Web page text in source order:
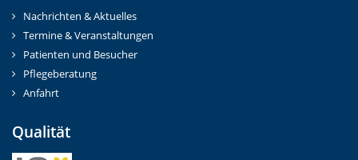
Nachrichten & Aktuelles
Termine & Veranstaltungen
Patienten und Besucher
Pflegeberatung
Anfahrt
Qualität